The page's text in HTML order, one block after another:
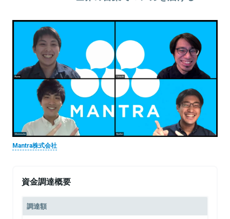
Mantra株式会社
資金調達概要
調達額